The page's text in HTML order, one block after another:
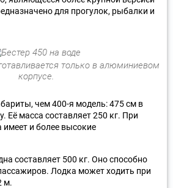
для прогулок, рыбалки и
только в алюминиевом
корпусе.
чем 400-я модель: 475 см в
Её масса составляет 250 кг. При
имеет и более высокие
составляет 500 кг. Оно способно
Лодка может ходить при
м.